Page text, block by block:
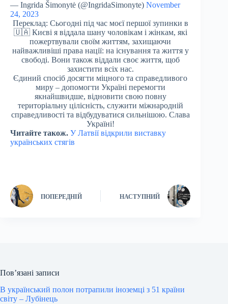
— Ingrida Šimonytė (@IngridaSimonyte) November
24, 2023
Переклад: Сьогодні під час моєї першої зупинки в
🇺🇦 Києві я віддала шану чоловікам і жінкам, які
пожертвували своїм життям, захищаючи
найважливіші права нації: на існування та життя у
свободі. Вони також віддали своє життя, щоб
захистити всіх нас.
Єдиний спосіб досягти міцного та справедливого
миру – допомогти Україні перемогти
якнайшвидше, відновити свою повну
територіальну цілісність, служити міжнародній
справедливості та відбудуватися сильнішою. Слава
Україні!
Читайте також. У Латвії відкрили виставку
українських стягів
ПОПЕРЕДНІЙ НАСТУПНИЙ
Пов’язані записи
В український полон потрапили іноземці з 51 країни
світу – Лубінець